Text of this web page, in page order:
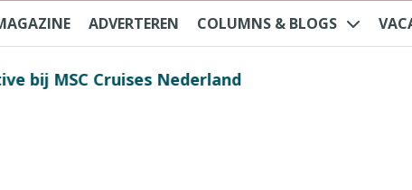
ADVERTEREN COLUMNS & BLOGS
na protesten massatoerisme: ‘Nederlandse